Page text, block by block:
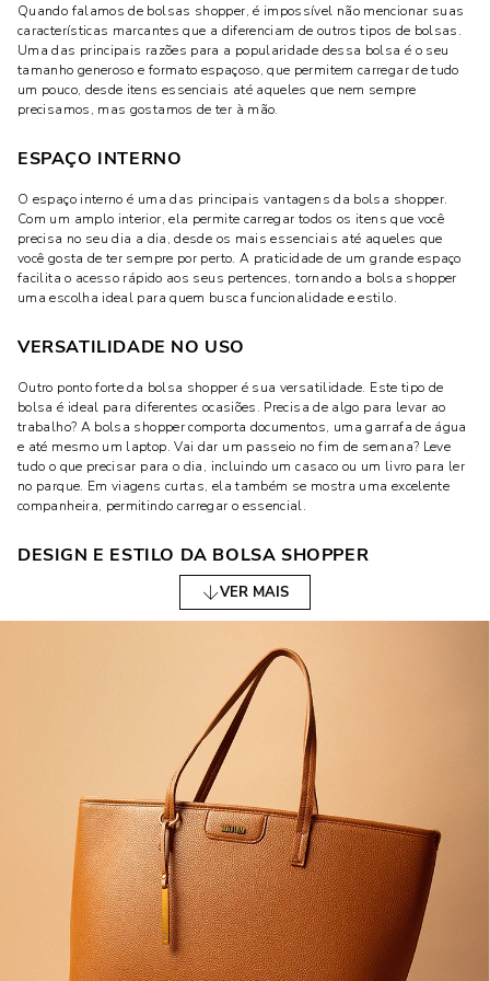
Quando falamos de bolsas shopper, é impossível não mencionar suas
características marcantes que a diferenciam de outros tipos de bolsas.
Uma das principais razões para a popularidade dessa bolsa é o seu
tamanho generoso e formato espaçoso, que permitem carregar de tudo
um pouco, desde itens essenciais até aqueles que nem sempre
precisamos, mas gostamos de ter à mão.
ESPAÇO INTERNO
O espaço interno é uma das principais vantagens da bolsa shopper.
Com um amplo interior, ela permite carregar todos os itens que você
precisa no seu dia a dia, desde os mais essenciais até aqueles que
você gosta de ter sempre por perto. A praticidade de um grande espaço
facilita o acesso rápido aos seus pertences, tornando a bolsa shopper
uma escolha ideal para quem busca funcionalidade e estilo.
VERSATILIDADE NO USO
Outro ponto forte da bolsa shopper é sua versatilidade. Este tipo de
bolsa é ideal para diferentes ocasiões. Precisa de algo para levar ao
trabalho? A bolsa shopper comporta documentos, uma garrafa de água
e até mesmo um laptop. Vai dar um passeio no fim de semana? Leve
tudo o que precisar para o dia, incluindo um casaco ou um livro para ler
no parque. Em viagens curtas, ela também se mostra uma excelente
companheira, permitindo carregar o essencial.
DESIGN E ESTILO DA BOLSA SHOPPER
O design da bolsa shopper é outro aspecto que atrai muitas mulheres.
Disponível em uma variedade de estilos, ela se adapta facilmente a
oferecendo um visual mais formal, enquanto outras têm um design
mais maleável, perfeito para um look casual e descontraído.
As cores das bolsas shopper variam muito, o que é ótimo para quem
gosta de variar ou precisa combinar a bolsa com diferentes outfits.
Desde tons neutros como preto e marrom, que são super versáteis e até
cores vibrantes, há opções para todos os estilos.
FORMATOS E TAMANHOS
As bolsas shopper também vêm em diversos formatos e tamanhos.
Existem as opções menores, ideais para quem prefere carregar menos
coisas, e as opções maiores, que são perfeitas para quem gosta de
estar preparada para qualquer situação. O importante é escolher o
VER MAIS